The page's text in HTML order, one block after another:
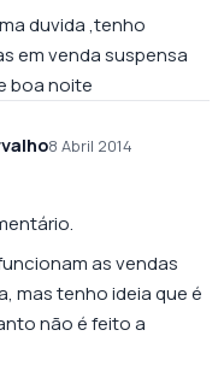
duvida ,tenho
em venda suspensa
boa noite
8 Abril 2014
as vendas
mas tenho ideia que é
não é feito a